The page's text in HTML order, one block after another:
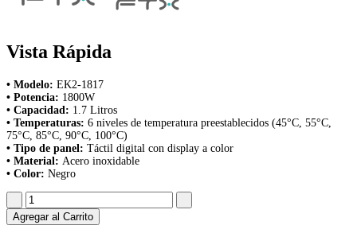
Vista Rápida
• Modelo: EK2-1817
• Potencia: 1800W
• Capacidad: 1.7 Litros
• Temperaturas: 6 niveles de temperatura preestablecidos (45°C, 55°C,
75°C, 85°C, 90°C, 100°C)
• Tipo de panel: Táctil digital con display a color
• Material: Acero inoxidable
• Color: Negro
Agregar al Carrito